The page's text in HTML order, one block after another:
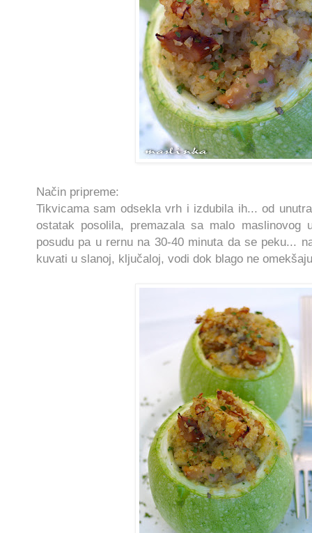
Način pripreme:
Tikvicama sam odsekla vrh i izdubila ih... od
ostatak posolila, premazala sa malo maslinovog
posudu pa u rernu na 30-40 minuta da se peku...
kuvati u slanoj, ključaloj, vodi dok blago ne